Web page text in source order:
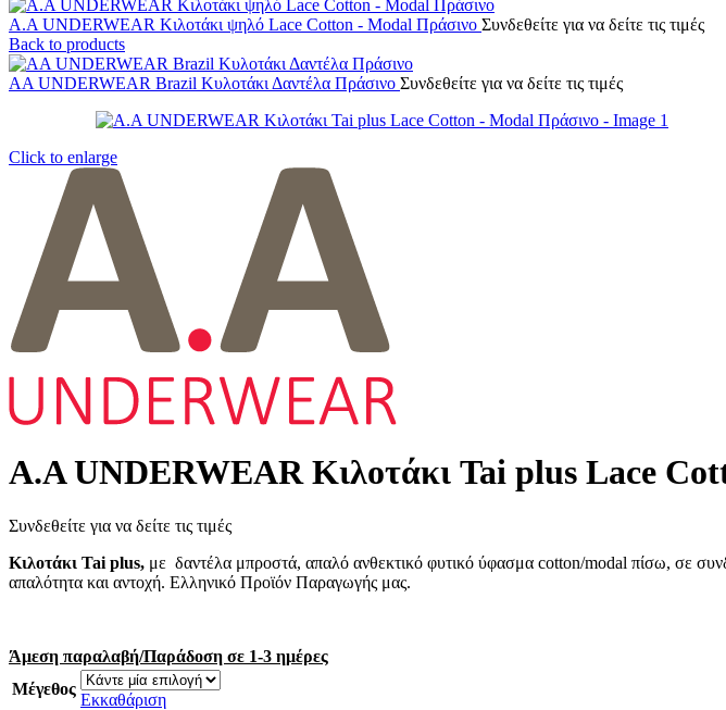
A.A UNDERWEAR Κιλοτάκι ψηλό Lace Cotton - Modal Πράσινο Συνδεθείτε για να δείτε τις τιμές
Back to products
AA UNDERWEAR Brazil Κυλοτάκι Δαντέλα Πράσινο Συνδεθείτε για να δείτε τις τιμές
Click to enlarge
Α.A UNDERWEAR Κιλοτάκι Tai plus Lace
Συνδεθείτε για να δείτε τις τιμές
Κιλοτάκι Tai plus, με δαντέλα μπροστά, απαλό ανθεκτικό φυτικό ύφασμα cotton/modal πίσω, σε
απαλότητα και αντοχή. Ελληνικό Προϊόν Παραγωγής μας.
Άμεση παραλαβή/Παράδοση σε 1-3 ημέρες
Μέγεθος
Εκκαθάριση